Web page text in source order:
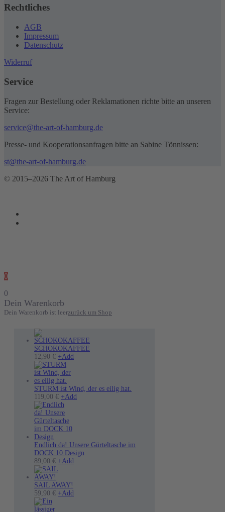
Rechtliches
AGB
Impressum
Datenschutz
Widerruf
Service
Fragen zur Bestellung oder Reklamationen richte bitte an unseren
Service:
service@the-art-of-hamburg.de
Presse- und Kooperationsanfragen bitte an Sabine Tönnissen:
st@the-art-of-hamburg.de
© 2015–2026 The Art of Hamburg
0
0
Dein Warenkorb
Dein Warenkorb ist leerzurück um Shop
SCHOKOKAFFEE
12,90 € +Add
STURM ist Wind, der es eilig hat.
119,00 € +Add
Die
Optionen
Endlich da! Unsere Gürteltasche im
DOCK 10 Design
89,00 € +Add
SAIL AWAY!
59,90 € +Add